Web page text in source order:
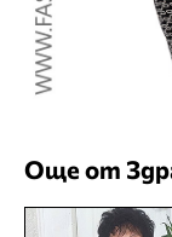
Още от